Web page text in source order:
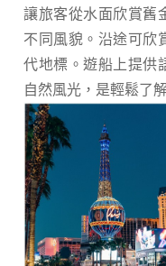
讓旅客從水面欣賞舊
不同風貌。沿途可欣
代地標。遊船上提供
自然風光，是輕鬆了